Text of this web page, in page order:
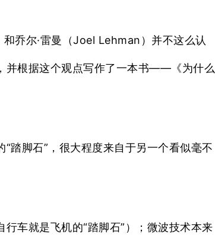
乔尔·雷曼（Joel Lehman）并不这么认
，并根据这个观点写作了一本书——《为什么
踏脚石”，很大程度来自于另一个看似毫不
车就是飞机的“踏脚石”）；微波技术本来